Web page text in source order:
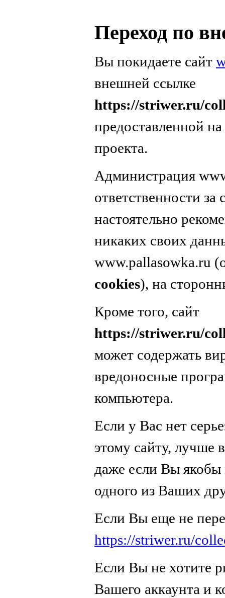
Переход по
Вы покидаете сайт
внешней ссылке
https://striwer.ru/
предоставленной
проекта.
Администрация
ответственности
настоятельно
никаких своих
www.pallasowka.ru
cookies), на
Кроме того, сайт
https://striwer.ru/
может содержать
вредоносные
компьютера.
Если у Вас нет
этому сайту, лучше
даже если Вы якобы
одного из Ваших
Если Вы еще не
https://striwer.ru/
Если Вы не хотите
Вашего аккаунта и